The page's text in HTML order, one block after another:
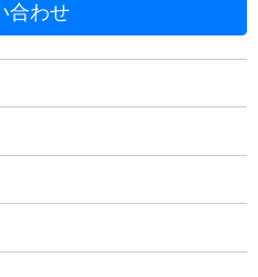
はありません。 ※が付いている
合わせ